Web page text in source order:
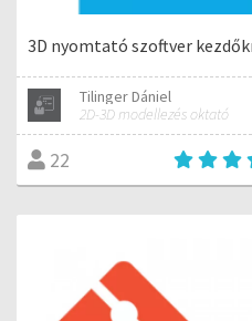
3D nyomtató szoftver
Tilinger Dániel
2D-3D modellezés oktató
22